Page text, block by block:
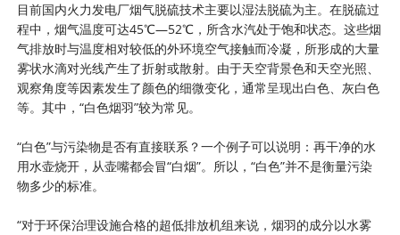
目前国内火力发电厂烟气脱硫技术主要以湿法脱硫为主。在脱硫过
程中，烟气温度可达45℃—52℃，所含水汽处于饱和状态。这些烟
气排放时与温度相对较低的外环境空气接触而冷凝，所形成的大量
雾状水滴对光线产生了折射或散射。由于天空背景色和天空光照、
观察角度等因素发生了颜色的细微变化，通常呈现出白色、灰白色
等。其中，“白色烟羽”较为常见。
“白色”与污染物是否有直接联系？一个例子可以说明：再干净的水
用水壶烧开，从壶嘴都会冒“白烟”。所以，“白色”并不是衡量污染
物多少的标准。
“对于环保治理设施合格的超低排放机组来说，烟羽的成分以水雾